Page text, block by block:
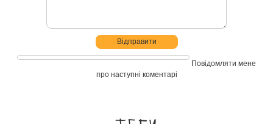
Повідомляти мене
про наступні коментарі